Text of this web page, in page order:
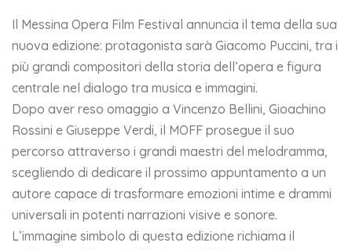
Il Messina Opera Film Festival annuncia il tema della sua
nuova edizione: protagonista sarà Giacomo Puccini, tra i
più grandi compositori della storia dell’opera e figura
centrale nel dialogo tra musica e immagini.
Dopo aver reso omaggio a Vincenzo Bellini, Gioachino
Rossini e Giuseppe Verdi, il MOFF prosegue il suo
percorso attraverso i grandi maestri del melodramma,
scegliendo di dedicare il prossimo appuntamento a un
autore capace di trasformare emozioni intime e drammi
universali in potenti narrazioni visive e sonore.
L’immagine simbolo di questa edizione richiama il